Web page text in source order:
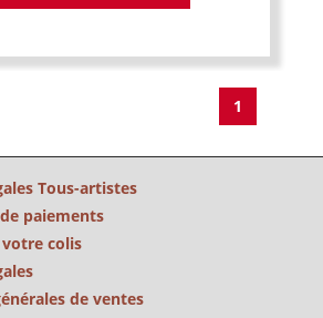
1
Tous-artistes
paiements
colis
de ventes